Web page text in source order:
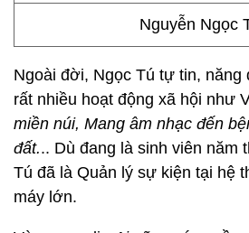
Nguyễn Ngọc
Ngoài đời, Ngọc Tú tự tin, năng
rất nhiều hoạt động xã hội như
miền núi, Mang âm nhạc đến
đất... Dù đang là sinh viên năm
Tú đã là Quản lý sự kiện tại hệ
máy lớn.